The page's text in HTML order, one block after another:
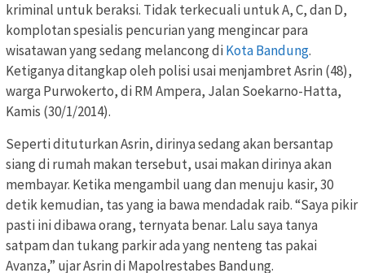
kriminal untuk beraksi. Tidak terkecuali untuk A, C, dan D,
komplotan spesialis pencurian yang mengincar para
wisatawan yang sedang melancong diKota Bandung.
Ketiganya ditangkap oleh polisi usai menjambret Asrin (48),
warga Purwokerto, di RM Ampera, Jalan Soekarno-Hatta,
Kamis (30/1/2014).
Seperti dituturkan Asrin, dirinya sedang akan bersantap
siang di rumah makan tersebut, usai makan dirinya akan
membayar. Ketika mengambil uang dan menuju kasir, 30
detik kemudian, tas yang ia bawa mendadak raib. “Saya pikir
pasti ini dibawa orang, ternyata benar. Lalu saya tanya
satpam dan tukang parkir ada yang nenteng tas pakai
Avanza,” ujar Asrin di Mapolrestabes Bandung.